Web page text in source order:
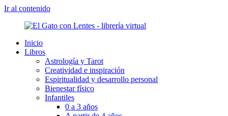
Ir al contenido
Inicio
Libros
Astrología y Tarot
Creatividad e inspiración
Espiritualidad y desarrollo personal
Bienestar físico
Infantiles
0 a 3 años